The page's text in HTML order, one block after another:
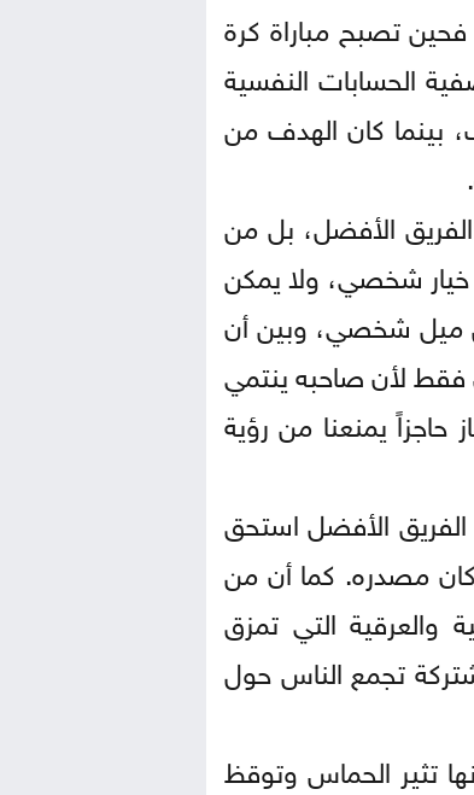
فحين تصبح مباراة كرة
الحسابات النفسية
بينما كان الهدف من
الأفضل، بل من
شخصي، ولا يمكن
ميل شخصي، وبين أن
فقط لأن صاحبه ينتمي
حاجزاً يمنعنا من رؤية
الأفضل استحق
كان مصدره. كما أن من
والعرقية التي تمزق
تجمع الناس حول
تثير الحماس وتوقظ